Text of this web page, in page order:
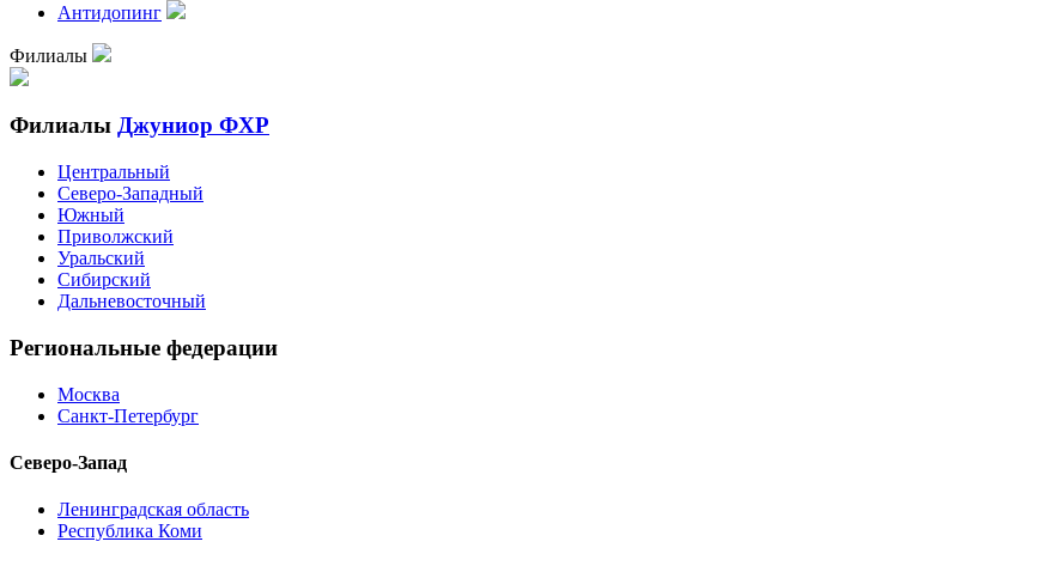
Антидопинг
Филиалы
Филиалы Джуниор ФХР
Центральный
Северо-Западный
Южный
Приволжский
Уральский
Сибирский
Дальневосточный
Региональные федерации
Москва
Санкт-Петербург
Северо-Запад
Ленинградская область
Республика Коми